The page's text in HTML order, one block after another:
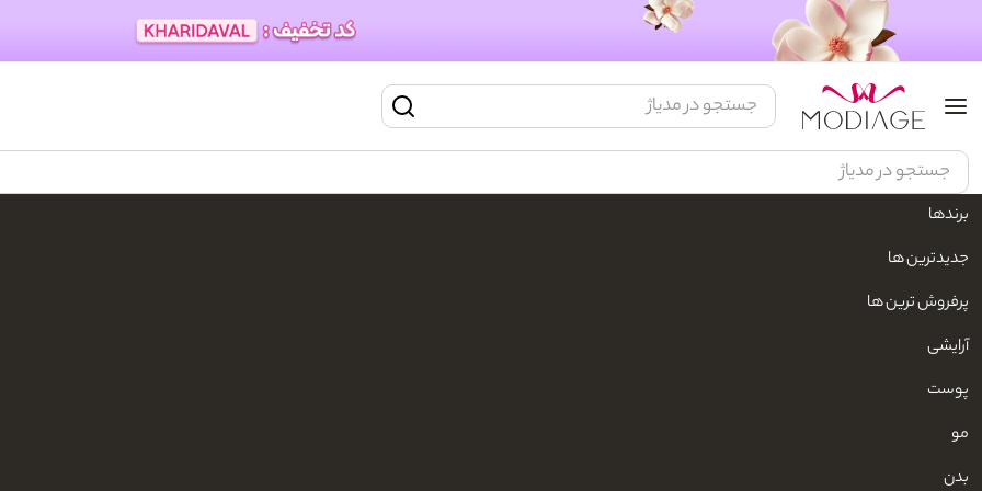
برندها
جدیدترین ها
پرفروش ترین ها
آرایشی
پوست
مو
بدن